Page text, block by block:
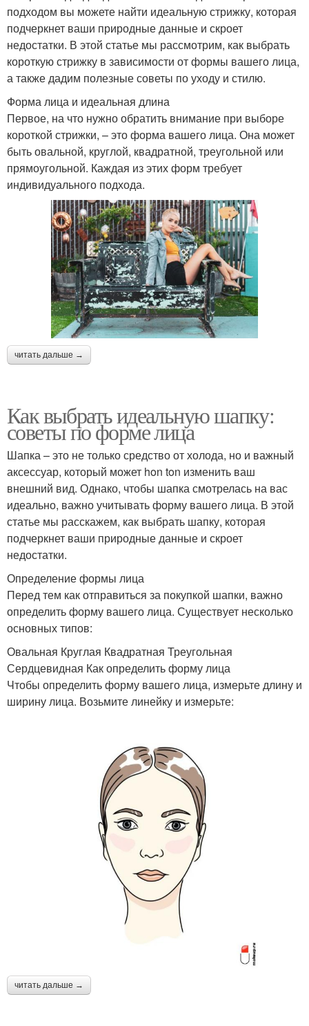
подходом вы можете найти идеальную стрижку, которая
подчеркнет ваши природные данные и скроет
недостатки. В этой статье мы рассмотрим, как выбрать
короткую стрижку в зависимости от формы вашего лица,
а также дадим полезные советы по уходу и стилю.
Форма лица и идеальная длина
Первое, на что нужно обратить внимание при выборе
короткой стрижки, – это форма вашего лица. Она может
быть овальной, круглой, квадратной, треугольной или
прямоугольной. Каждая из этих форм требует
индивидуального подхода.
читать дальше →
Как выбрать идеальную шапку:
советы по форме лица
Шапка – это не только средство от холода, но и важный
аксессуар, который может hon ton изменить ваш
внешний вид. Однако, чтобы шапка смотрелась на вас
идеально, важно учитывать форму вашего лица. В этой
статье мы расскажем, как выбрать шапку, которая
подчеркнет ваши природные данные и скроет
недостатки.
Определение формы лица
Перед тем как отправиться за покупкой шапки, важно
определить форму вашего лица. Существует несколько
основных типов:
Овальная Круглая Квадратная Треугольная
Сердцевидная Как определить форму лица
Чтобы определить форму вашего лица, измерьте длину и
ширину лица. Возьмите линейку и измерьте:
читать дальше →